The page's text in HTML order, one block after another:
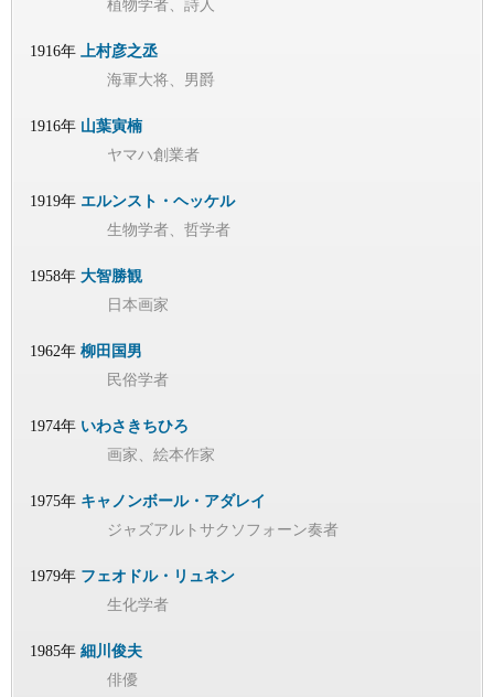
植物学者、詩人
1916年 上村彦之丞
海軍大将、男爵
1916年 山葉寅楠
ヤマハ創業者
1919年 エルンスト・ヘッケル
生物学者、哲学者
1958年 大智勝観
日本画家
1962年 柳田国男
民俗学者
1974年 いわさきちひろ
画家、絵本作家
1975年 キャノンボール・アダレイ
ジャズアルトサクソフォーン奏者
1979年 フェオドル・リュネン
生化学者
1985年 細川俊夫
俳優